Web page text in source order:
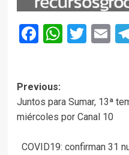
Facebook
Post
navigation
Previous:
Juntos para Sumar, 13ª
miércoles por Canal 10
COVID19: confirman 31